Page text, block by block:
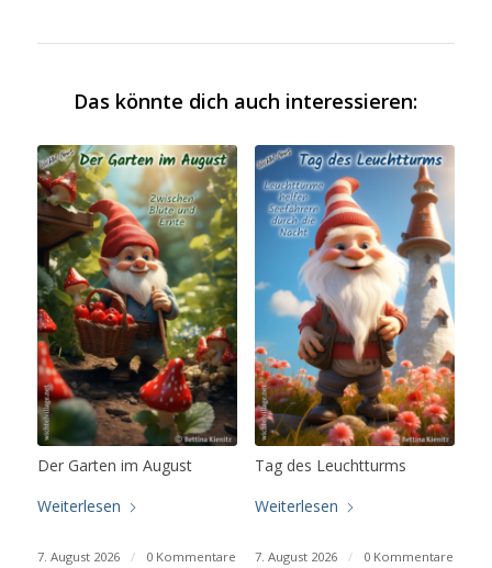
Das könnte dich auch interessieren:
Der Garten im August
Weiterlesen
7. August 2026 / 0 Kommentare
Tag des Leuchtturms
Weiterlesen
7. August 2026 / 0 Kommentare